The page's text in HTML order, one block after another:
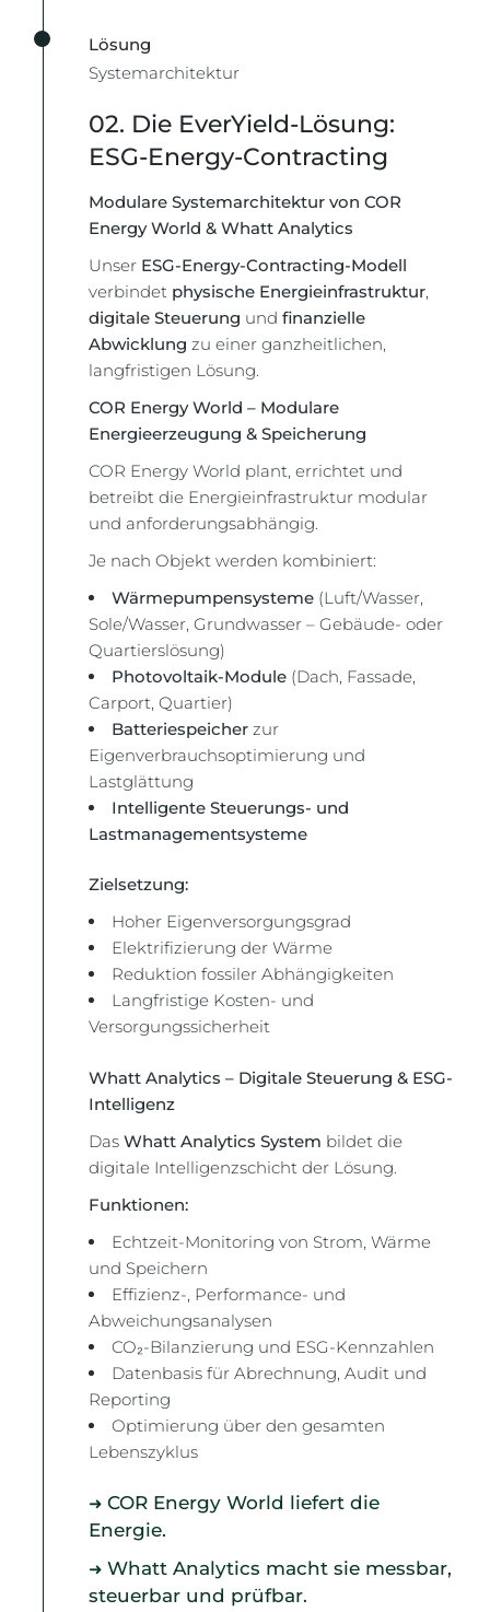
Lösung
Systemarchitektur
02. Die EverYield-Lösung:
ESG-Energy-Contracting
Modulare Systemarchitektur von COR
Energy World & Whatt Analytics
Unser ESG-Energy-Contracting-Modell
verbindet physische Energieinfrastruktur,
digitale Steuerung undfinanzielle
Abwicklung zu einer ganzheitlichen,
langfristigen Lösung.
COR Energy World – Modulare
Energieerzeugung & Speicherung
COR Energy World plant, errichtet und
betreibt die Energieinfrastruktur modular
und anforderungsabhängig.
Je nach Objekt werden kombiniert:
Wärmepumpensysteme (Luft/Wasser,
Sole/Wasser, Grundwasser – Gebäude- oder
Quartierslösung)
Photovoltaik-Module (Dach, Fassade,
Carport, Quartier)
Batteriespeicher zur
Eigenverbrauchsoptimierung und
Lastglättung
Intelligente Steuerungs- und
Lastmanagementsysteme
Zielsetzung:
Hoher Eigenversorgungsgrad
Elektrifizierung der Wärme
Reduktion fossiler Abhängigkeiten
Langfristige Kosten- und
Versorgungssicherheit
Whatt Analytics – Digitale Steuerung & ESG-
Intelligenz
DasWhatt Analytics System bildet die
digitale Intelligenzschicht der Lösung.
Funktionen:
Echtzeit-Monitoring von Strom, Wärme
und Speichern
Effizienz-, Performance- und
Abweichungsanalysen
CO₂-Bilanzierung und ESG-Kennzahlen
Datenbasis für Abrechnung, Audit und
Reporting
Optimierung über den gesamten
Lebenszyklus
➜ COR Energy World liefert die
Energie.
➜ Whatt Analytics macht sie messbar,
steuerbar und prüfbar.